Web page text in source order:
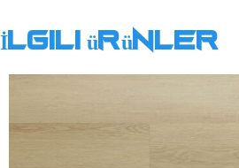
İlgili ürünler